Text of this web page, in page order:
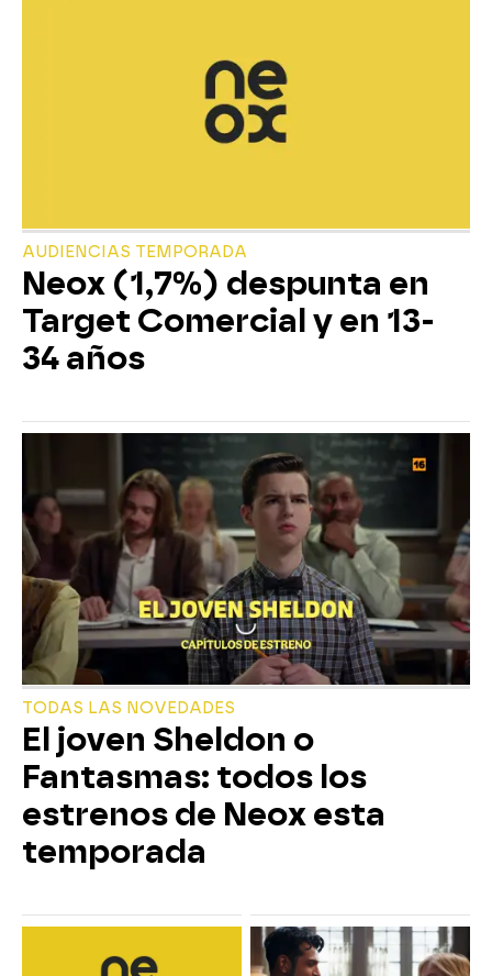
AUDIENCIAS TEMPORADA
Neox (1,7%) despunta en
Target Comercial y en 13-
34 años
TODAS LAS NOVEDADES
El joven Sheldon o
Fantasmas: todos los
estrenos de Neox esta
temporada